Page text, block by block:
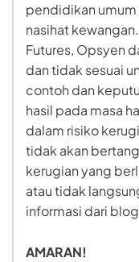
pendidikan umum
nasihat
Futures, Opsyen
dan tidak sesuai
contoh dan
hasil pada masa
dalam risiko
tidak akan
kerugian yang
atau tidak
informasi dari
AMARAN!